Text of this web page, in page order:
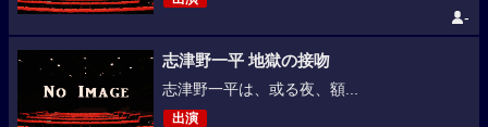
-
志津野一平 地獄の接吻
志津野一平は、或る夜、額...
出演